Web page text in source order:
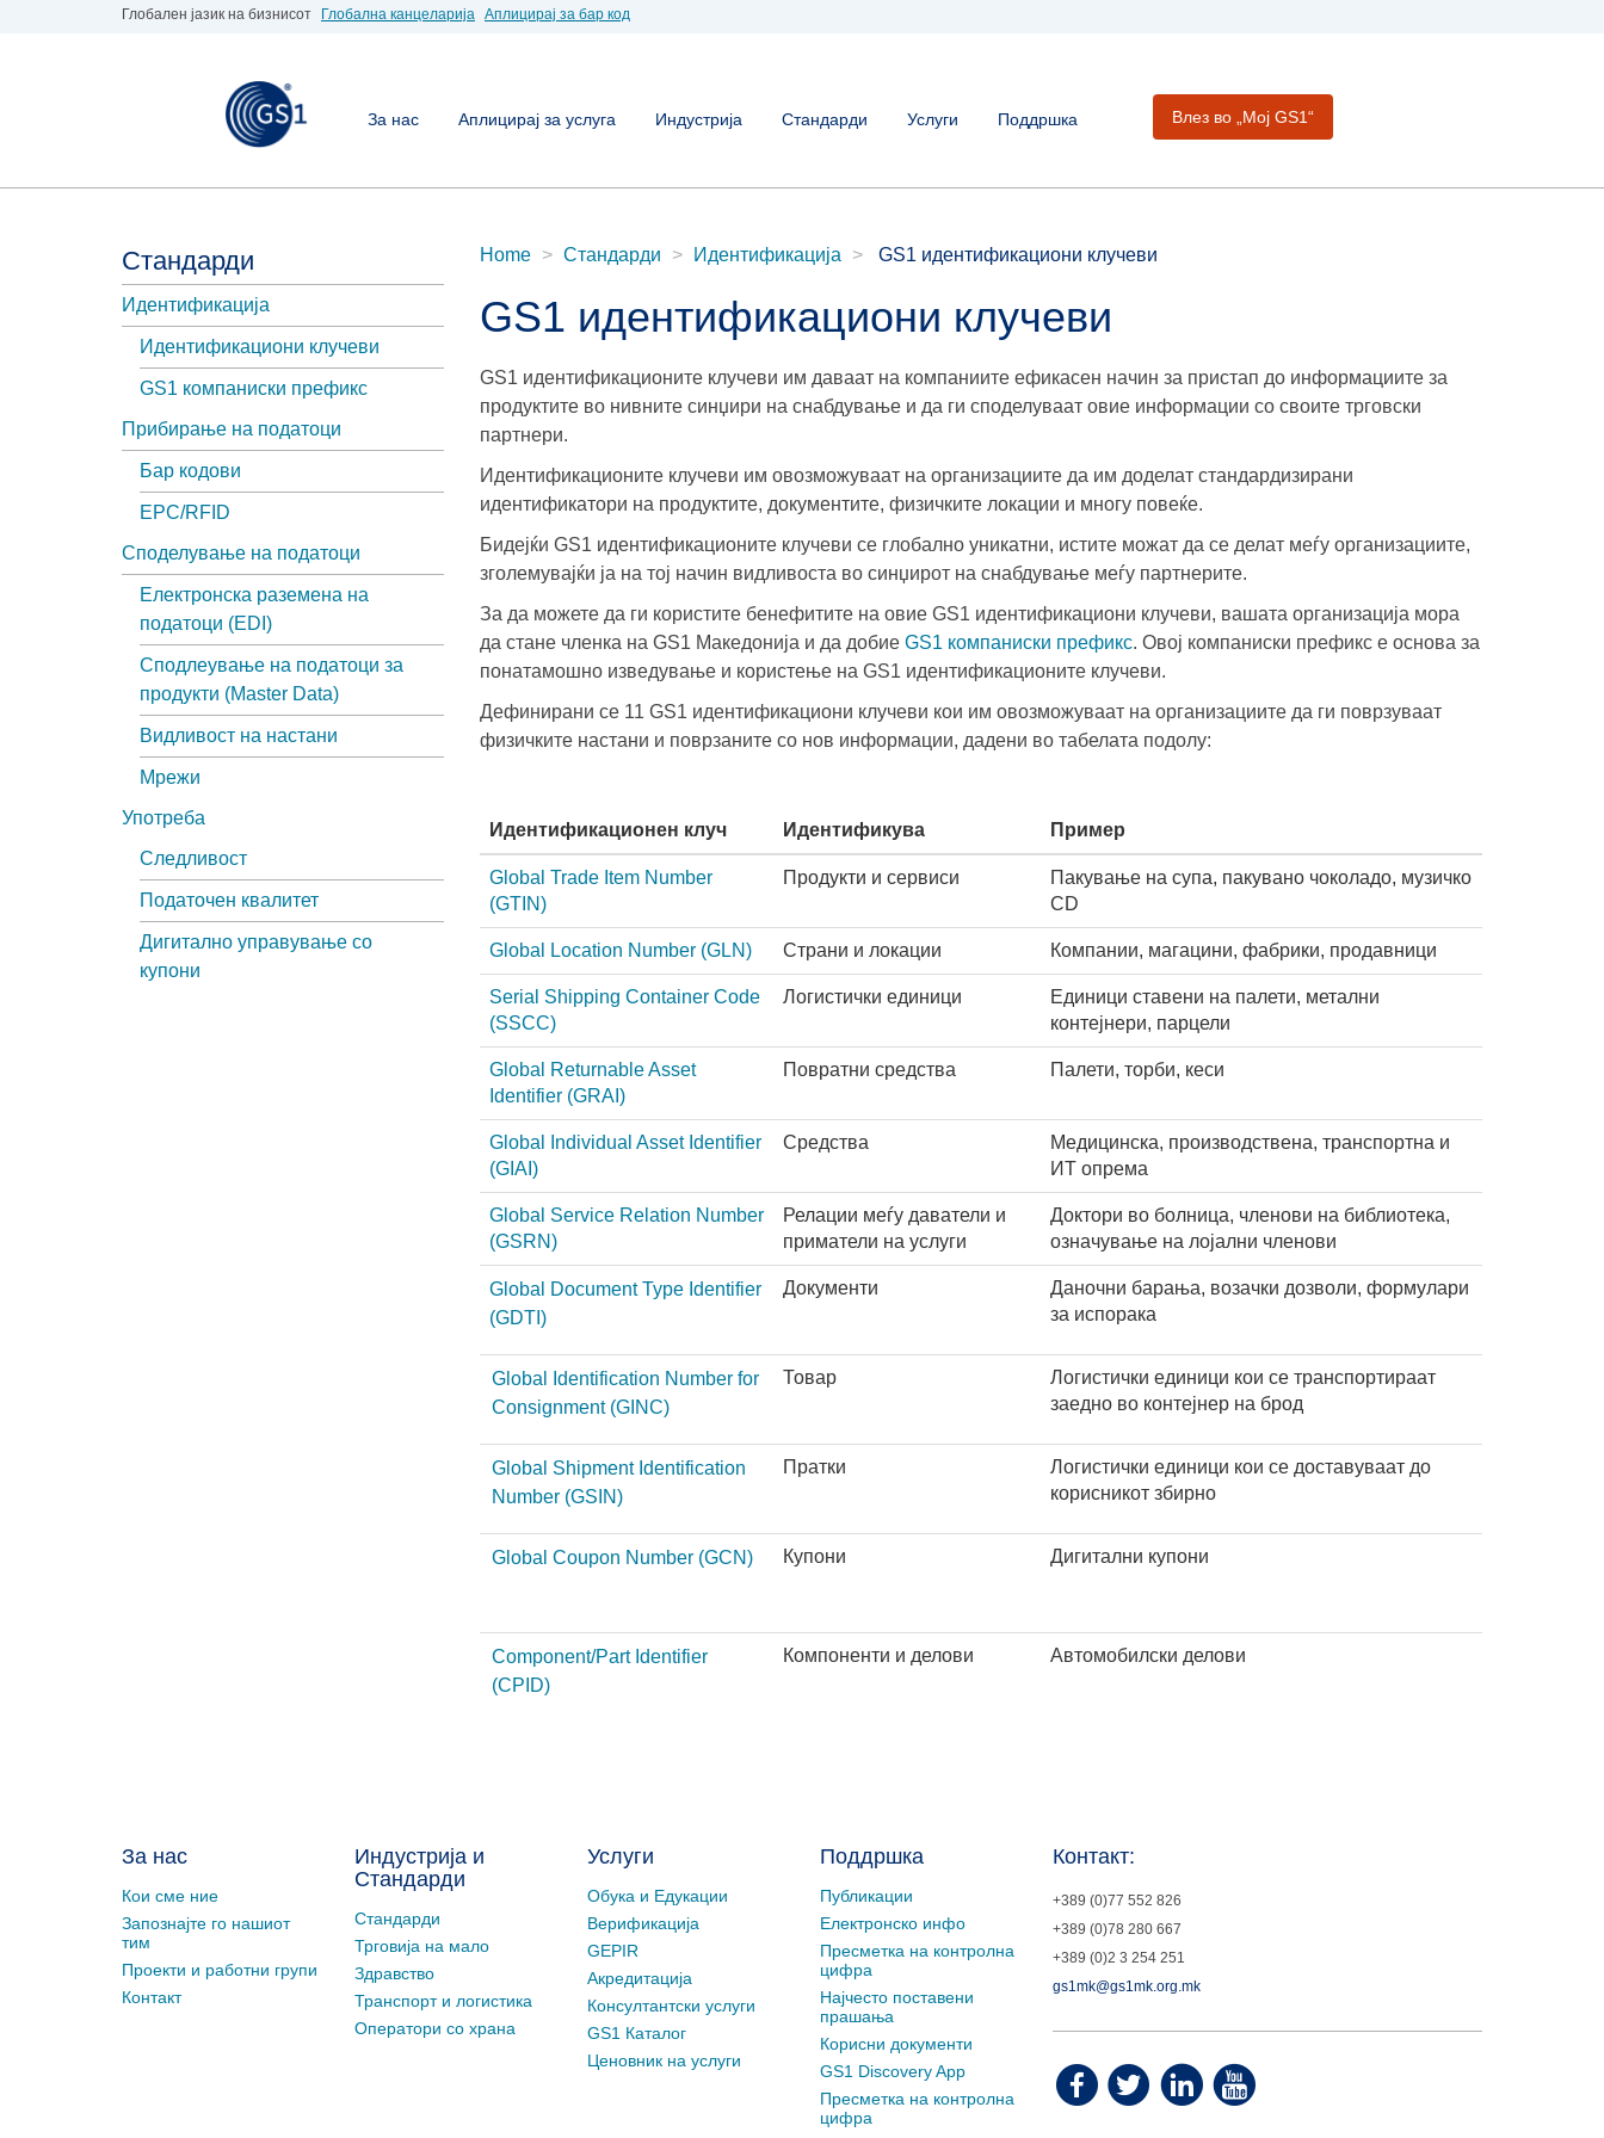
Глобален јазик на бизнисот Глобална канцеларија Аплицирај за бар код
За нас Аплицирај за услуга Индустрија Стандарди Услуги Поддршка Влез во „Moj GS1“
Стандарди
Идентификација
Идентификациони клучеви
GS1 компаниски префикс
Прибирање на податоци
Бар кодови
EPC/RFID
Споделување на податоци
Електронска раземена на
податоци (EDI)
Сподлеување на податоци за
продукти (Master Data)
Видливост на настани
Мрежи
Употреба
Следливост
Податочен квалитет
Дигитално управување со
купони
Home Стандарди Идентификација GS1 идентификациони клучеви
GS1 идентификациони клучеви
GS1 идентификационите клучеви им даваат на компаниите ефикасен начин за пристап до информациите за
продуктите во нивните синџири на снабдување и да ги споделуваат овие информации со своите трговски
партнери.
Идентификационите клучеви им овозможуваат на организациите да им доделат стандардизирани
идентификатори на продуктите, документите, физичките локации и многу повеќе.
Бидејќи GS1 идентификационите клучеви се глобално уникатни, истите можат да се делат меѓу организациите,
зголемувајќи ја на тој начин видливоста во синџирот на снабдување меѓу партнерите.
За да можете да ги користите бенефитите на овие GS1 идентификациони клучеви, вашата организација мора
да стане членка на GS1 Македонија и да добие GS1 компаниски префикс. Овој компаниски префикс е основа за
понатамошно изведување и користење на GS1 идентификационите клучеви.
Дефинирани се 11 GS1 идентификациони клучеви кои им овозможуваат на организациите да ги поврзуваат
физичките настани и поврзаните со нов информации, дадени во табелата подолу:
Идентификационен клуч Идентификува Пример
Global Trade Item Number
(GTIN)
Продукти и сервиси
Пакување на супа, пакувано чоколадо, музичко
CD
Global Location Number (GLN) Страни и локации Компании, магацини, фабрики, продавници
Serial Shipping Container Code
(SSCC)
Логистички единици
Единици ставени на палети, метални
контејнери, парцели
Global Returnable Asset
Identifier (GRAI)
Повратни средства Палети, торби, кеси
Global Individual Asset Identifier
(GIAI)
Средства
Медицинска, производствена, транспортна и
ИТ опрема
Global Service Relation Number
(GSRN)
Релации меѓу даватели и
приматели на услуги
Доктори во болница, членови на библиотека,
означување на лојални членови
Global Document Type Identifier
(GDTI)
Документи
Даночни барања, возачки дозволи, формулари
за испорака
Global Identification Number for
Consignment (GINC)
Товар
Логистички единици кои се транспортираат
заедно во контејнер на брод
Global Shipment Identification
Number (GSIN)
Пратки
Логистички единици кои се доставуваат до
корисникот збирно
Global Coupon Number (GCN) Купони Дигитални купони
Component/Part Identifier
(CPID)
Компоненти и делови Автомобилски делови
За нас
Кои сме ние
Запознајте го нашиот
тим
Проекти и работни групи
Контакт
Индустрија и
Стандарди
Стандарди
Трговија на мало
Здравство
Транспорт и логистика
Оператори со храна
Услуги
Обука и Едукации
Верификација
GEPIR
Акредитација
Консултантски услуги
GS1 Каталог
Ценовник на услуги
Поддршка
Публикации
Електронско инфо
Пресметка на контролна
цифра
Најчесто поставени
прашања
Корисни документи
GS1 Discovery App
Пресметка на контролна
цифра
Контакт:
+389 (0)77 552 826
+389 (0)78 280 667
+389 (0)2 3 254 251
gs1mk@gs1mk.org.mk